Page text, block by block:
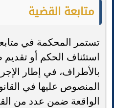
متابعة القضية
تستمر المحكمة في
استئناف الحكم أو
بالأطراف، في إطار
المنصوص عليها في
الواقعة ضمن عدد من